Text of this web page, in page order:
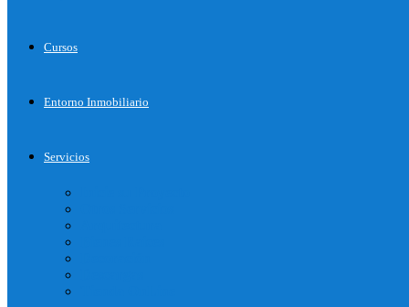
Cursos
Entorno Inmobiliario
Servicios